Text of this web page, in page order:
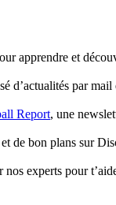
apprendre et
d’actualités par
Report, une
de bon plans sur
nos experts pour